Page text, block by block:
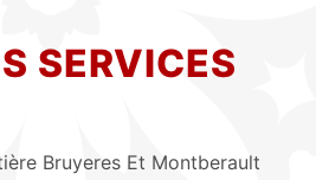
SERVICES
Bruyeres Et Montberault